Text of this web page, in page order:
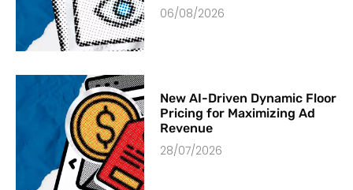
06/08/2026
New AI-Driven Dynamic Floor
Pricing for Maximizing Ad
Revenue
28/07/2026